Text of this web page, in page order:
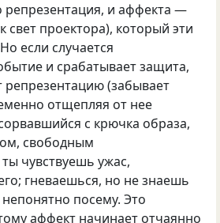
и аффекта —
свет проектора), который эти
если случается
и срабатывает защита,
репрезентацию (забывает
отщепляя от нее
с крючка образа,
свободным
чувствуешь ужас,
гневаешься, но не знаешь
посему. Это
аффект начинает отчаянно